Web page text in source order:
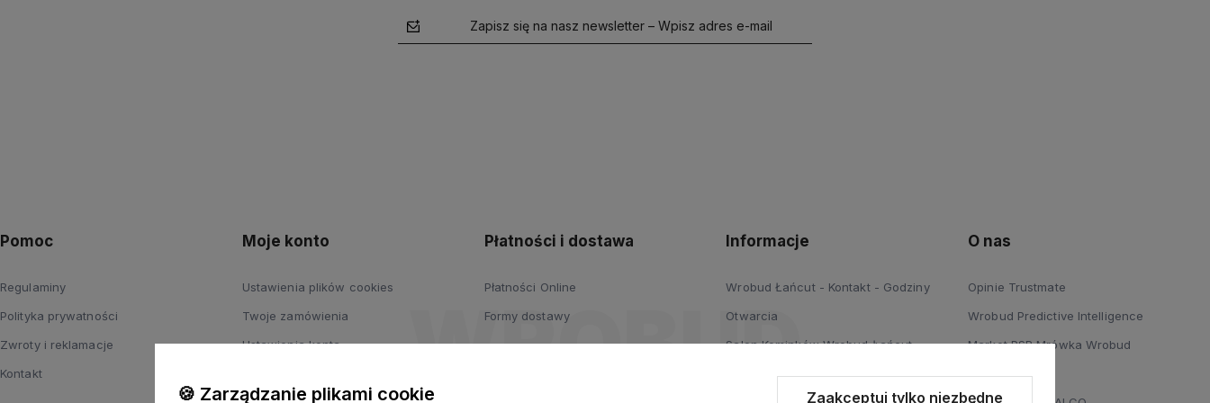
Zapisz się na nasz newsletter – Wpisz adres e-mail
Pomoc
Regulaminy
Polityka prywatności
Zwroty i reklamacje
Kontakt
Moje konto
Ustawienia plików cookies
Twoje zamówienia
Ustawienia konta
Płatności i dostawa
Płatności Online
Formy dostawy
Informacje
Wrobud Łańcut - Kontakt - Godziny
Otwarcia
Salon Kominków Wrobud Łańcut
Salon Drzwi i Podłóg Wrobud Łańcut
O nas
Opinie Trustmate
Wrobud Predictive Intelligence
Market PSB Mrówka Wrobud
Blog
🍪 Zarządzanie plikami cookie Zaakceptuj tylko niezbędne